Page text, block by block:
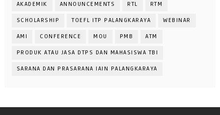
AKADEMIK ANNOUNCEMENTS RTL RTM
SCHOLARSHIP TOEFL ITP PALANGKARAYA WEBINAR
AMI CONFERENCE MOU PMB ATM
PRODUK ATAU JASA DTPS DAN MAHASISWA TBI
SARANA DAN PRASARANA IAIN PALANGKARAYA